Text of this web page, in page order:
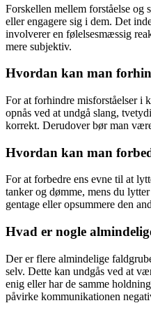
Forskellen mellem forståelse og
eller engagere sig i dem. Det
involverer en følelsesmæssig
mere subjektiv.
Hvordan kan man
For at forhindre misforståelser i
opnås ved at undgå slang,
korrekt. Derudover bør man
Hvordan kan man
For at forbedre ens evne til at
tanker og dømme, mens du
gentage eller opsummere den
Hvad er nogle
Der er flere almindelige
selv. Dette kan undgås ved at
enig eller har de samme
påvirke kommunikationen